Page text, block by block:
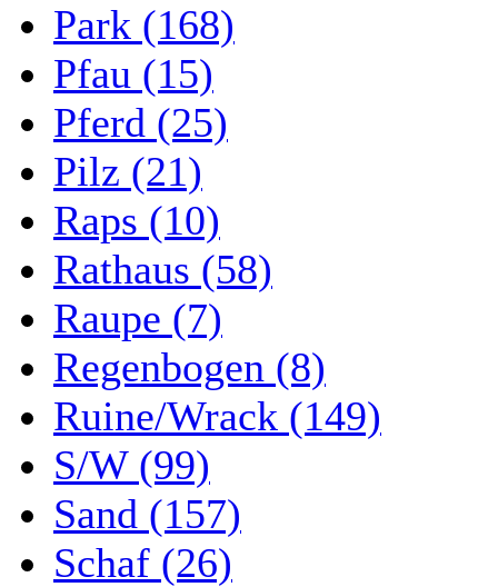
Park (168)
Pfau (15)
Pferd (25)
Pilz (21)
Raps (10)
Rathaus (58)
Raupe (7)
Regenbogen (8)
Ruine/Wrack (149)
S/W (99)
Sand (157)
Schaf (26)